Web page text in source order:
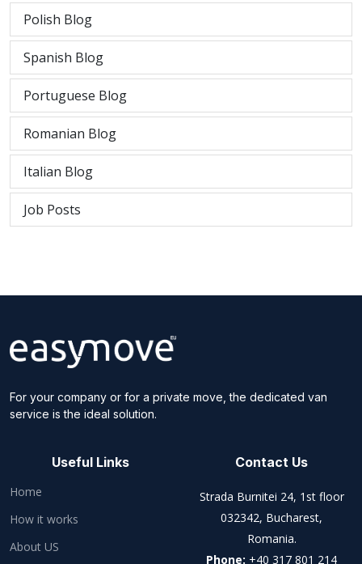
Polish Blog
Spanish Blog
Portuguese Blog
Romanian Blog
Italian Blog
Job Posts
For your company or for a private move, the dedicated van
service is the ideal solution.
Useful Links
Home
How it works
About US
Contact Us
Strada Burnitei 24, 1st floor
032342, Bucharest,
Romania.
Phone: +40 317 801 214